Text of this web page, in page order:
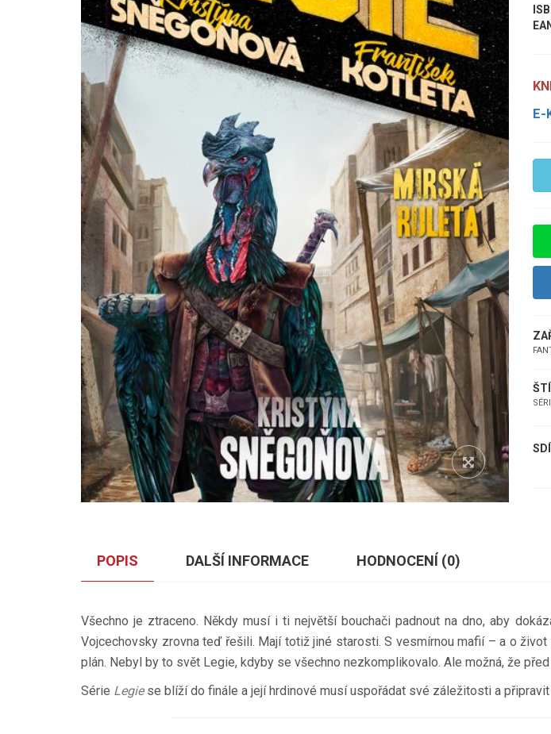
E-
POPIS DALŠÍ INFORMACE HODNOCENÍ (0)
Všechno je ztraceno. Někdy musí i ti největší bouchači padnout na dno, aby
Vojcechovsky zrovna teď řešili. Mají totiž jiné starosti. S vesmírnou mafií – a o
plán. Nebyl by to svět Legie, kdyby se všechno nezkomplikovalo. Ale možná, že
Série Legiese blíží do finále a její hrdinové musí uspořádat své záležitosti a